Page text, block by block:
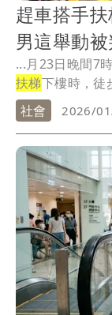
趕車搭手
男這舉動
...月23日晚間7
扶梯下樓時，徒
社會
2026/